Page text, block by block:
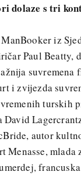
dolaze s tri
iz
Paul
suvremena
i zvijezda
turskih
David
autor
Menasse,